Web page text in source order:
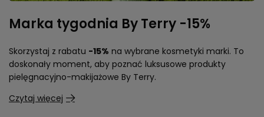
Marka tygodnia By Terry -15%
Skorzystaj z rabatu -15% na wybrane kosmetyki marki. To
doskonały moment, aby poznać luksusowe produkty
pielęgnacyjno-makijażowe By Terry.
Czytaj więcej